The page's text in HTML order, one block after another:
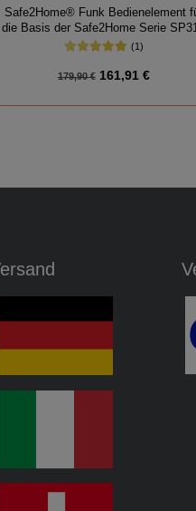
Safe2Home® Funk Bedienelement
die Basis der Safe2Home Serie
(1)
179,90 €161,91 €